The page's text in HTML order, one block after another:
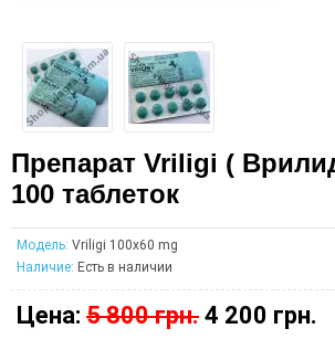
Препарат Vriligi (
100 таблеток
Модель: Vriligi 100х60 mg
Наличие: Есть в наличии
Цена: 5 800 грн. 4 200 грн.